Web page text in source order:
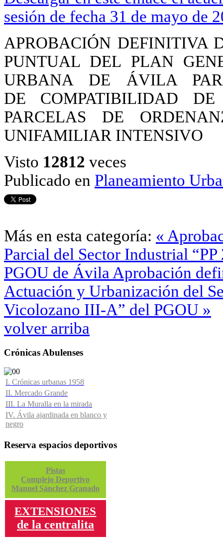
sesión de fecha 31 de mayo de
APROBACIÓN DEFINITIVA
PUNTUAL DEL PLAN
URBANA DE ÁVILA
DE COMPATIBILIDAD
PARCELAS DE
UNIFAMILIAR INTENSIVO
Visto 12812 veces
Publicado en Planeamiento
Más en esta categoría: «
Parcial del Sector Industrial
PGOU de Ávila Aprobación
Actuación y Urbanización del
Vicolozano III-A” del PGOU »
volver arriba
Crónicas Abulenses
I. Crónicas urbanas 1958
II. Mercado Grande
III. La Muralla en la mirada
IV. Ávila ajardinada en blanco y
negro
Reserva espacios deportivos
Pistas
Complejo Deportivo
Manuel Sánchez Granado
EXTENSIONES
de la centralita